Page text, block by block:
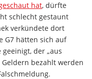
hat, dürfte
schlecht gestaunt
verkündete dort
G7 hätten sich auf
der „aus
bezahlt werden